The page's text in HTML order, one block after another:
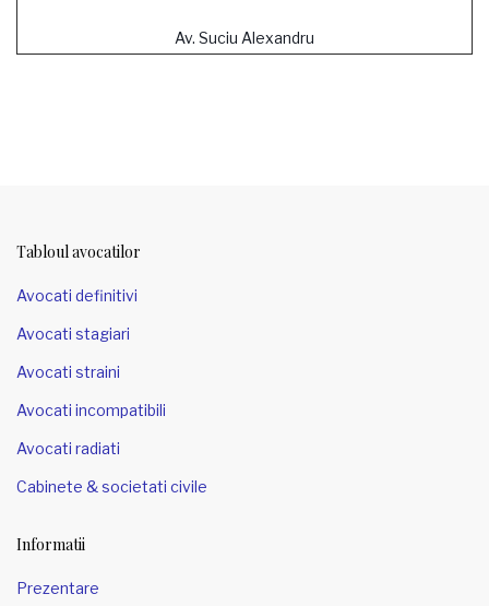
Av. Suciu Alexandru
Tabloul avocatilor
Avocati definitivi
Avocati stagiari
Avocati straini
Avocati incompatibili
Avocati radiati
Cabinete & societati civile
Informatii
Prezentare